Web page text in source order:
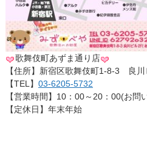
歌舞伎町あずま通り店
【住所】新宿区歌舞伎町1-8-3 良
【TEL】 03-6205-5732
【営業時間】10：00～20：00(お問
【定休日】年末年始